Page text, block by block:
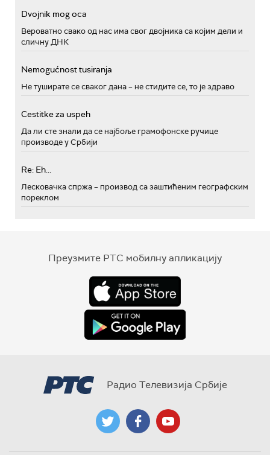
Dvojnik mog oca
Вероватно свако од нас има свог двојника са којим дели и
сличну ДНК
Nemogućnost tusiranja
Не туширате се сваког дана – не стидите се, то је здраво
Cestitke za uspeh
Да ли сте знали да се најбоље грамофонске ручице
производе у Србији
Re: Eh...
Лесковачка спржа – производ са заштићеним географским
пореклом
Преузмите РТС мобилну апликацију
Радио Телевизија Србије